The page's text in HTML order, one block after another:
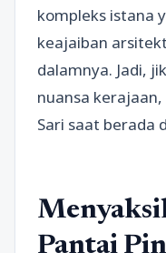
kompleks istana
keajaiban
dalamnya. Jadi,
nuansa
Sari saat berada
Pantai